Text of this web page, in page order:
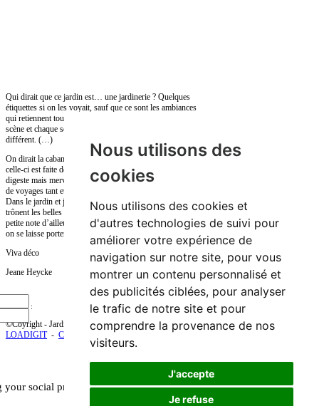
Nous utilisons des
cookies
Nous utilisons des cookies et
d'autres technologies de suivi pour
améliorer votre expérience de
navigation sur notre site, pour vous
montrer un contenu personnalisé et
des publicités ciblées, pour analyser
le trafic de notre site et pour
comprendre la provenance de nos
visiteurs.
J'accepte
Je refuse
Qui dirait que ce jardin est… une jardinerie ? Quelques
étiquettes si on les voyait, sauf que ce sont les ambiances
qui retiennent toute l’attention. Les plantes ici sont mises en
scène et chaque scène ou presque évoque un biotope
différent. (…)
On dirait la cabane en nougat d’Hänsel et Gretel sauf que
celle-ci est faite de ciment et de rondins de bois, moins
digeste mais merveilleuse. Elle regorge de trésors rapportés
de voyages tant et si bien que certains s’en sont échappés.
Dans le jardin et jusque dans la petite serre à l’anglaise où
trônent les belles exotiques, ils finissent d’apporter cette
petite note d’ailleurs qui fait qu’ici, on ne se promène pas,
on se laisse porter.
Viva déco
Jeane Heycke
Partager :
©Coyright - Jardins Taffin - Site web réalisé par
LOADIGIT- Crédits et Mentions légales
social profile